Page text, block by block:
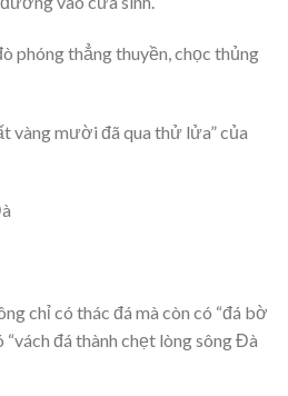
phóng thẳng thuyền, chọc thủng
vàng mười đã qua thử lửa” của
chỉ có thác đá mà còn có “đá bờ
“vách đá thành chẹt lòng sông Đà